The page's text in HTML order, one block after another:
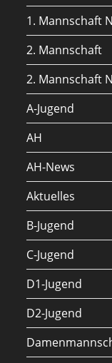
1. Mannschaft
2. Mannschaft
2. Mannschaft
A-Jugend
AH
AH-News
Aktuelles
B-Jugend
C-Jugend
D1-Jugend
D2-Jugend